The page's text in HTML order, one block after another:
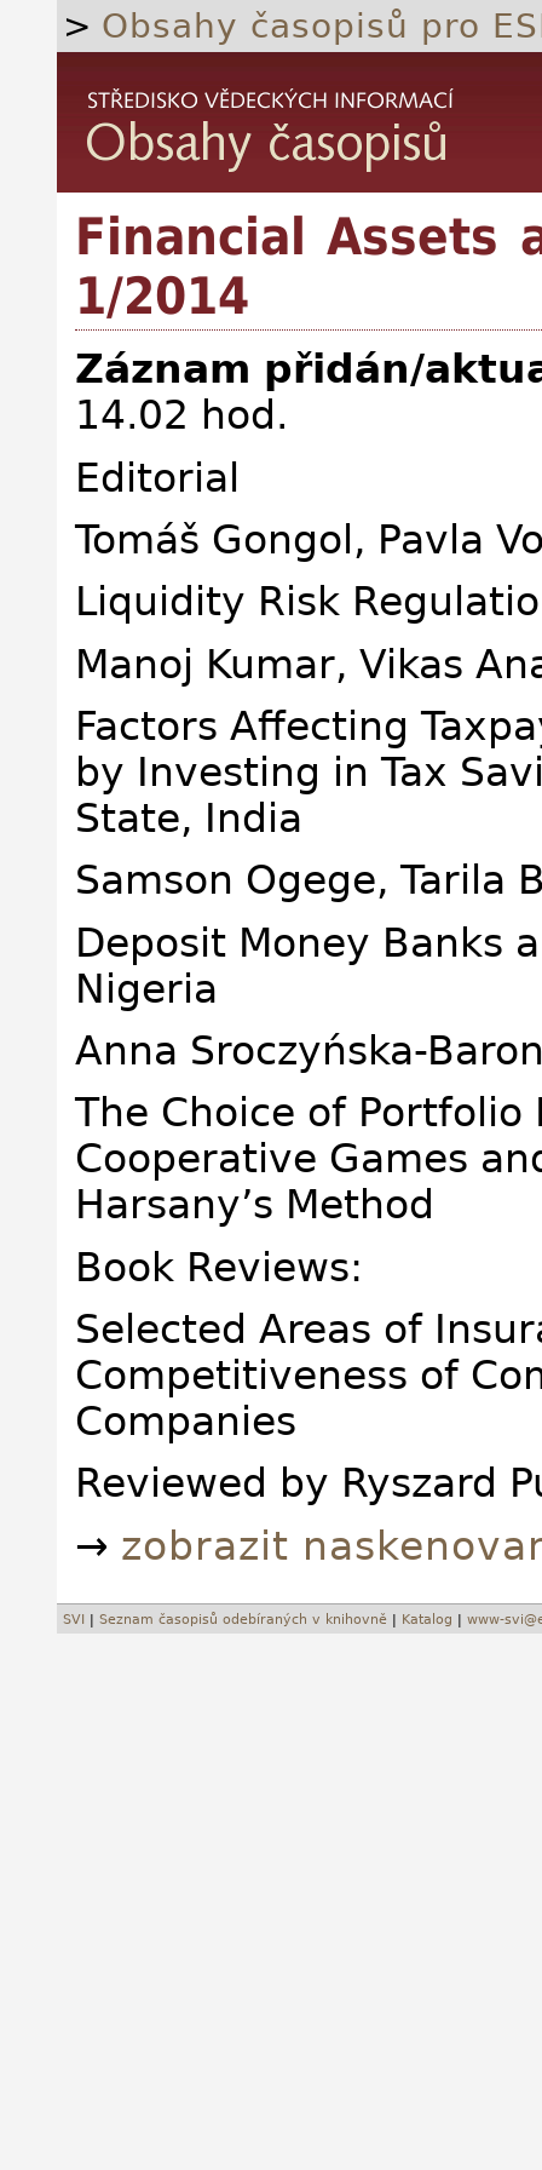
> Obsahy časopisů pro
Financial Assets
1/2014
Záznam přidán/
14.02 hod.
Editorial
Tomáš Gongol, Pavla
Liquidity Risk
Manoj Kumar, Vikas
Factors Affecting
by Investing in Tax
State, India
Samson Ogege, Tarila
Deposit Money Banks
Nigeria
Anna Sroczyńska-
The Choice of
Cooperative Games
Harsany’s Method
Book Reviews:
Selected Areas of
Competitiveness of
Companies
Reviewed by Ryszard
→ zobrazit
SVI| Seznam časopisů odebíraných v knihovně| Katalog | www-